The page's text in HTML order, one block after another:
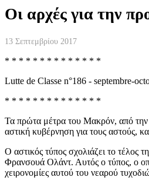
Οι αρχές για την
13 Σεπτεμβρίου 2017
* * * * * * * * * * * * * *
Lutte de Classe n°186 - septembre-
* * * * * * * * * * * * * *
Τα πρώτα μέτρα του Mακρόν, από την
αστική κυβέρνηση για τους αστούς,
Ο αστικός τύπος σχολιάζει το τέλος
Φρανσουά Ολάντ. Αυτός ο τύπος, ο
χειρονομίες αυτού του νεαρού